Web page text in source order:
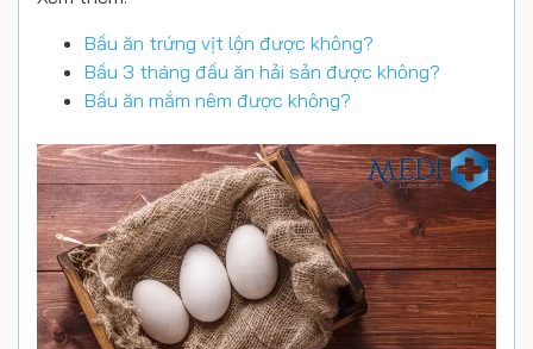
Bầu ăn trứng vịt lộn được không?
Bầu 3 tháng đầu ăn hải sản được không?
Bầu ăn mắm nêm được không?